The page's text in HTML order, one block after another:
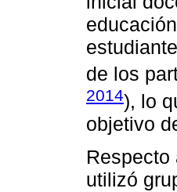
de los
2014), lo
objetivo
utilizó